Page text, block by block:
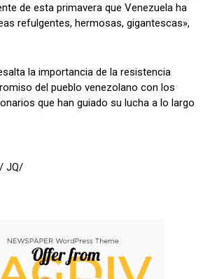
de esta primavera que Venezuela ha
refulgentes, hermosas, gigantescas»,
la importancia de la resistencia
del pueblo venezolano con los
que han guiado su lucha a lo largo
JQ/